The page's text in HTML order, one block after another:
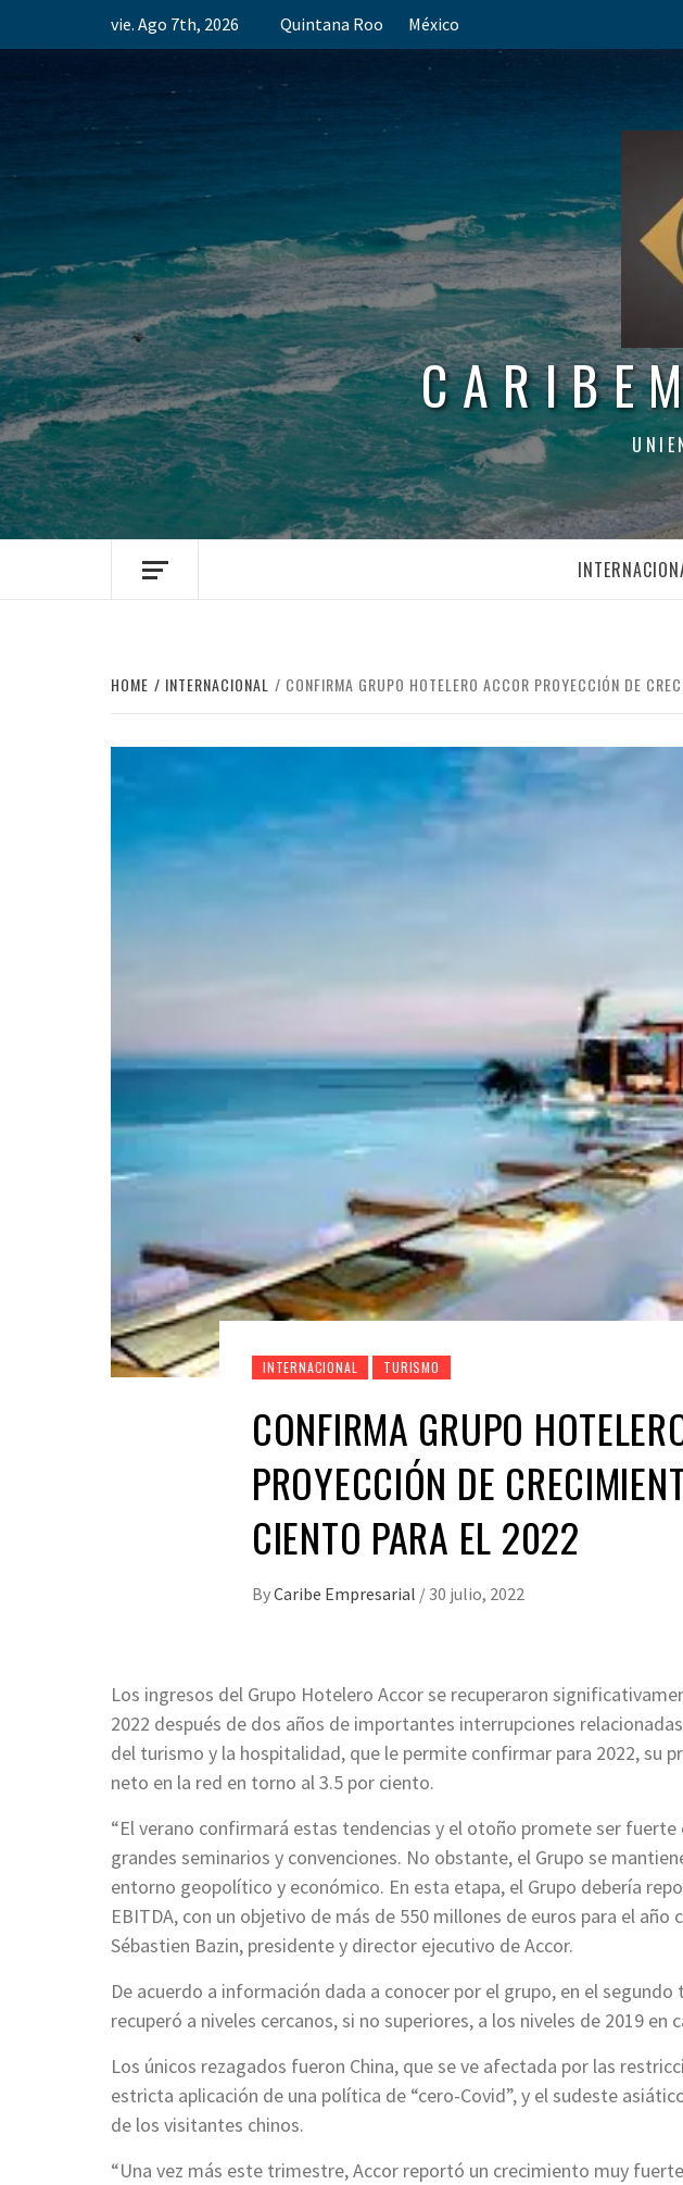
vie. Ago 7th, 2026 Quintana Roo México
HOME INTERNACIONAL CONFIRMA GRUPO HOTELERO ACCOR PROYECCIÓN DE
INTERNACIONAL TURISMO
CONFIRMA GRUPO
PROYECCIÓN DE
CIENTO PARA EL 2022
ByCaribe Empresarial / 30 julio, 2022
Los ingresos del Grupo Hotelero Accor se recuperaron
2022 después de dos años de importantes interrupciones
del turismo y la hospitalidad, que le permite confirmar para 2022, su
neto en la red en torno al 3.5 por ciento.
“El verano confirmará estas tendencias y el otoño promete ser fuerte
grandes seminarios y convenciones. No obstante, el Grupo se
entorno geopolítico y económico. En esta etapa, el Grupo debería
EBITDA, con un objetivo de más de 550 millones de euros para el año
Sébastien Bazin, presidente y director ejecutivo de Accor.
De acuerdo a información dada a conocer por el grupo, en el
recuperó a niveles cercanos, si no superiores, a los niveles de 2019
Los únicos rezagados fueron China, que se ve afectada por las
estricta aplicación de una política de “cero-Covid”, y el sudeste
de los visitantes chinos.
“Una vez más este trimestre, Accor reportó un crecimiento muy